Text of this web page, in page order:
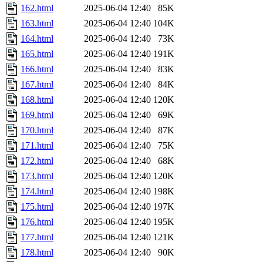
162.html
2025-06-04 12:40
85K
163.html
2025-06-04 12:40 104K
164.html
2025-06-04 12:40
73K
165.html
2025-06-04 12:40 191K
166.html
2025-06-04 12:40
83K
167.html
2025-06-04 12:40
84K
168.html
2025-06-04 12:40 120K
169.html
2025-06-04 12:40
69K
170.html
2025-06-04 12:40
87K
171.html
2025-06-04 12:40
75K
172.html
2025-06-04 12:40
68K
173.html
2025-06-04 12:40 120K
174.html
2025-06-04 12:40 198K
175.html
2025-06-04 12:40 197K
176.html
2025-06-04 12:40 195K
177.html
2025-06-04 12:40 121K
178.html
2025-06-04 12:40
90K